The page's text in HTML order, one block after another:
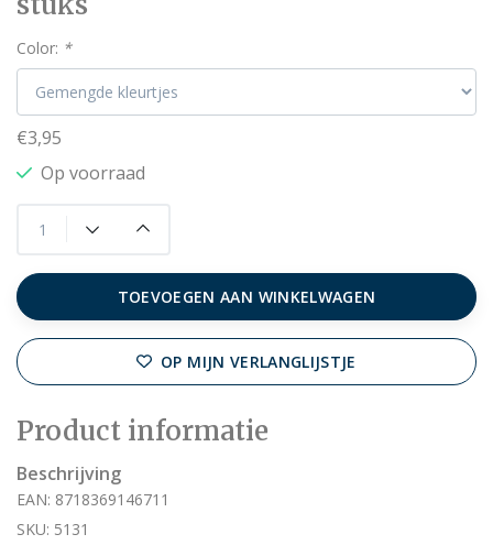
Color: *
€3,95
Op voorraad
TOEVOEGEN AAN WINKELWAGEN
OP MIJN VERLANGLIJSTJE
Product informatie
Beschrijving
EAN: 8718369146711
SKU: 5131